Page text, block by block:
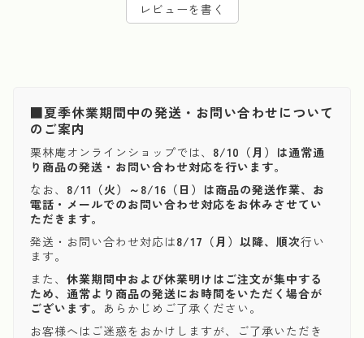
レビューを書く
■夏季休業期間中の発送・お問い合わせについて
のご案内
栗林庵オンラインショップでは、 8/10（月）は通常通
り商品の発送・お問い合わせ対応を行います。
なお、 8/11（火）～8/16（日）は商品の発送作業、お
電話・メールでのお問い合わせ対応をお休みさせてい
ただきます。
発送・お問い合わせ対応は8/17（月）以降、順次行い
ます。
また、 休業期間中および休業明けはご注文が集中する
ため、通常より商品の発送にお時間をいただく場合が
ございます。 あらかじめご了承ください。
お客様へはご迷惑をおかけしますが、ご了承いただき